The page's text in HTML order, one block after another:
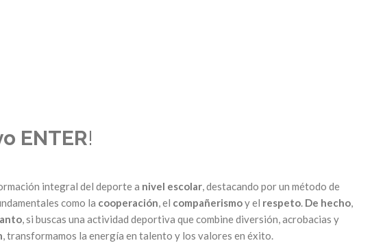
ENTER!
integral del deporte a nivel escolar, destacando por un método de
como la cooperación, el compañerismoy el respeto. De hecho,
, si buscas una actividad deportiva que combine diversión, acrobacias y
, transformamos la energía en talento y los valores en éxito.